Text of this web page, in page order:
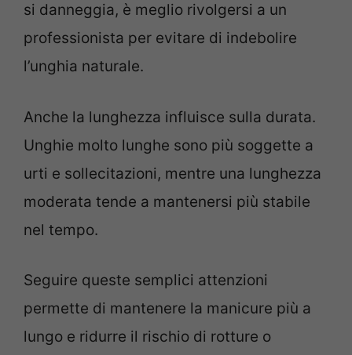
si danneggia, è meglio rivolgersi a un
professionista per evitare di indebolire
l’unghia naturale.
Anche la lunghezza influisce sulla durata.
Unghie molto lunghe sono più soggette a
urti e sollecitazioni, mentre una lunghezza
moderata tende a mantenersi più stabile
nel tempo.
Seguire queste semplici attenzioni
permette di mantenere la manicure più a
lungo e ridurre il rischio di rotture o